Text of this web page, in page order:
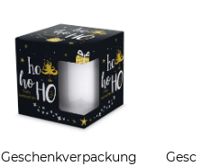
Geschenkverpackung